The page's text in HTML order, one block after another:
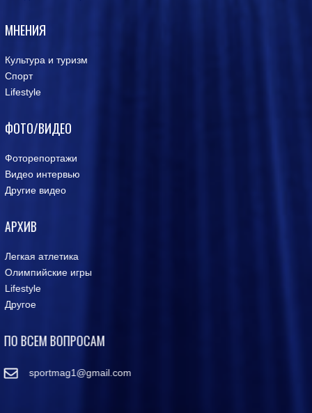
МНЕНИЯ
Культура и туризм
Спорт
Lifestyle
ФОТО/ВИДЕО
Фоторепортажи
Видео интервью
Другие видео
АРХИВ
Легкая атлетика
Олимпийские игры
Lifestyle
Другое
ПО ВСЕМ ВОПРОСАМ
sportmag1@gmail.com